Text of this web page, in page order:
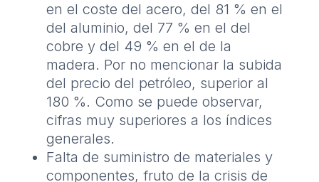
en el coste del acero, del 81 % en el
del aluminio, del 77 % en el del
cobre y del 49 % en el de la
madera. Por no mencionar la subida
del precio del petróleo, superior al
180 %. Como se puede observar,
cifras muy superiores a los índices
generales.
Falta de suministro de materiales y
componentes, fruto de la crisis de